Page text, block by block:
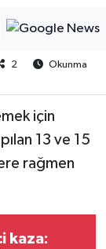
2
Okunma
için
13 ve 15
rağmen
kaza: